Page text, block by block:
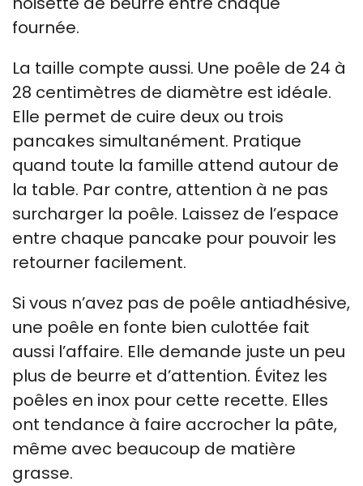
fournée.
La taille compte aussi. Une poêle de 24 à
28 centimètres de diamètre est idéale.
Elle permet de cuire deux ou trois
pancakes simultanément. Pratique
quand toute la famille attend autour de
la table. Par contre, attention à ne pas
surcharger la poêle. Laissez de l’espace
entre chaque pancake pour pouvoir les
retourner facilement.
Si vous n’avez pas de poêle antiadhésive,
une poêle en fonte bien culottée fait
aussi l’affaire. Elle demande juste un peu
plus de beurre et d’attention. Évitez les
poêles en inox pour cette recette. Elles
ont tendance à faire accrocher la pâte,
même avec beaucoup de matière
grasse.